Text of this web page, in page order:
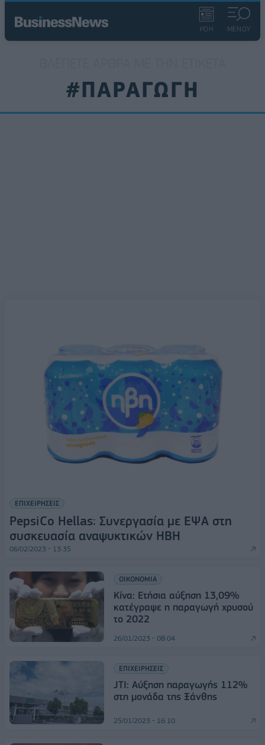
ΡΟΗ ΜΕΝΟΥ
#ΠΑΡΑΓΩΓΗ
ΕΠΙΧΕΙΡΗΣΕΙΣ
PepsiCo Hellas: Συνεργασία με ΕΨΑ στη
συσκευασία αναψυκτικών ΗΒΗ
06/02/2023 - 13:35
ΟΙΚΟΝΟΜΙΑ
Κίνα: Ετήσια αύξηση 13,09%
κατέγραψε η παραγωγή χρυσού
το 2022
26/01/2023 - 08:04
ΕΠΙΧΕΙΡΗΣΕΙΣ
JTI: Αύξηση παραγωγής 112%
στη μονάδα της Ξάνθης
25/01/2023 - 16:10